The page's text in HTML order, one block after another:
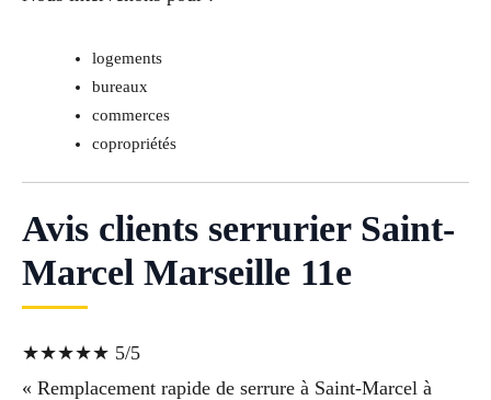
logements
bureaux
commerces
copropriétés
Avis clients serrurier Saint-
Marcel Marseille 11e
★★★★★ 5/5
« Remplacement rapide de serrure à Saint-Marcel à